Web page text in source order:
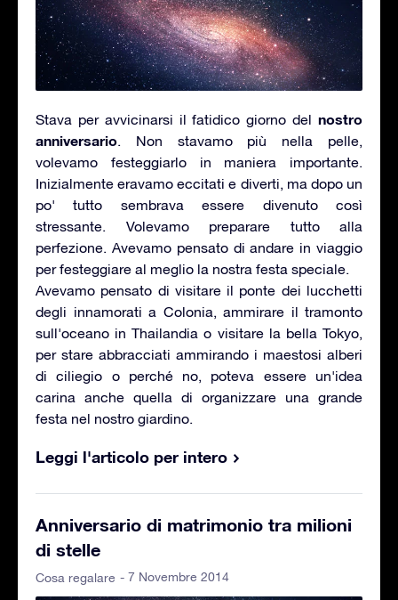
Stava per avvicinarsi il fatidico giorno del nostro
anniversario. Non stavamo più nella pelle,
volevamo festeggiarlo in maniera importante.
Inizialmente eravamo eccitati e diverti, ma dopo un
po' tutto sembrava essere divenuto così
stressante. Volevamo preparare tutto alla
perfezione. Avevamo pensato di andare in viaggio
per festeggiare al meglio la nostra festa speciale.
Avevamo pensato di visitare il ponte dei lucchetti
degli innamorati a Colonia, ammirare il tramonto
sull'oceano in Thailandia o visitare la bella Tokyo,
per stare abbracciati ammirando i maestosi alberi
di ciliegio o perché no, poteva essere un'idea
carina anche quella di organizzare una grande
festa nel nostro giardino.
Leggi l'articolo per intero
Anniversario di matrimonio tra milioni
di stelle
Cosa regalare - 7 Novembre 2014